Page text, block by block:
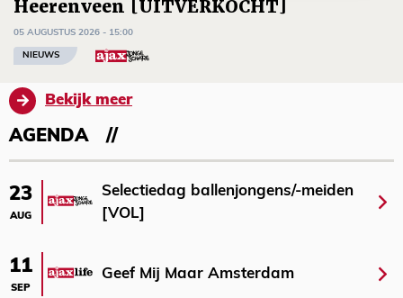
Heerenveen [UITVERKOCHT]
05 AUGUSTUS 2026 - 15:00
NIEUWS
Bekijk meer
AGENDA
23
AUG
Selectiedag ballenjongens/-meiden
[VOL]
11
SEP
Geef Mij Maar Amsterdam